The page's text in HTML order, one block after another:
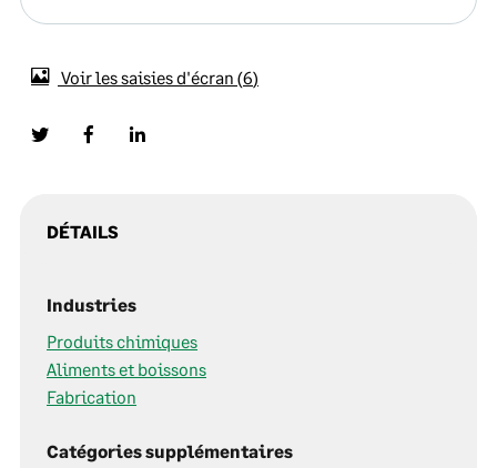
Voir les saisies d'écran 6
DÉTAILS
Industries
Produits chimiques
Aliments et boissons
Fabrication
Catégories supplémentaires